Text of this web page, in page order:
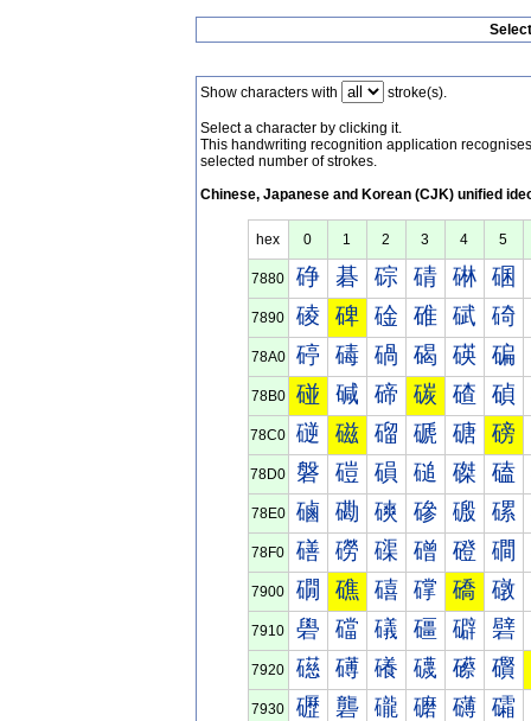
Show characters with stroke(s).
Select a character by clicking it.
This handwriting recognition application
selected number of strokes.
Chinese, Japanese and Korean (CJK) unified
hex 0 1 2 3 4 5
7880 碀 碁 碂 碃 碄 碅
7890 碐 碑 碒 碓 碔 碕
78A0 碠 碡 碢 碣 碤 碥
78B0 碰 碱 碲 碳 碴 碵
78C0 磀 磁 磂 磃 磄 磅
78D0 磐 磑 磒 磓 磔 磕
78E0 磠 磡 磢 磣 磤 磥
78F0 磰 磱 磲 磳 磴 磵
7900 礀 礁 礂 礃 礄 礅
7910 礐 礑 礒 礓 礔 礕
7920 礠 礡 礢 礣 礤 礥
7930 礰 礱 礲 礳 礴 礵